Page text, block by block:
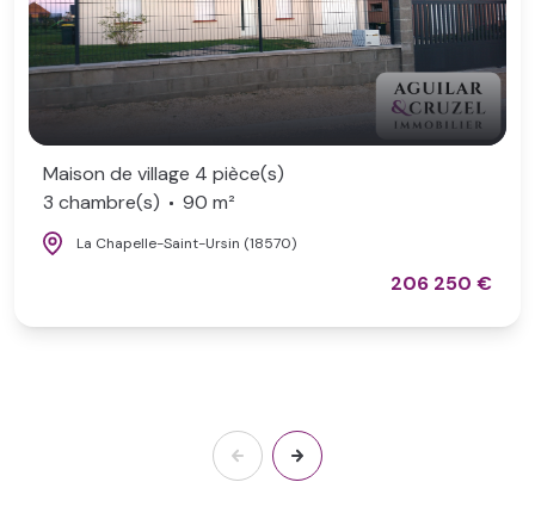
Maison de village 4 pièce(s)
3 chambre(s)
90 m²
La Chapelle-Saint-Ursin (18570)
206 250 €